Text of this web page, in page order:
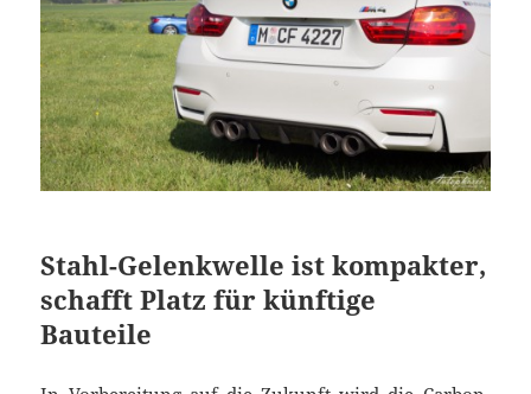
Stahl-Gelenkwelle ist kompakter,
schafft Platz für künftige
Bauteile